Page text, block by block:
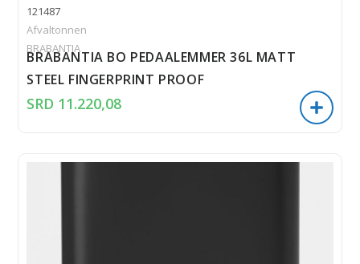
121487
Afvaltonnen
BRABANTIA
BRABANTIA BO PEDAALEMMER 36L MATT
STEEL FINGERPRINT PROOF
SRD 11.220,08